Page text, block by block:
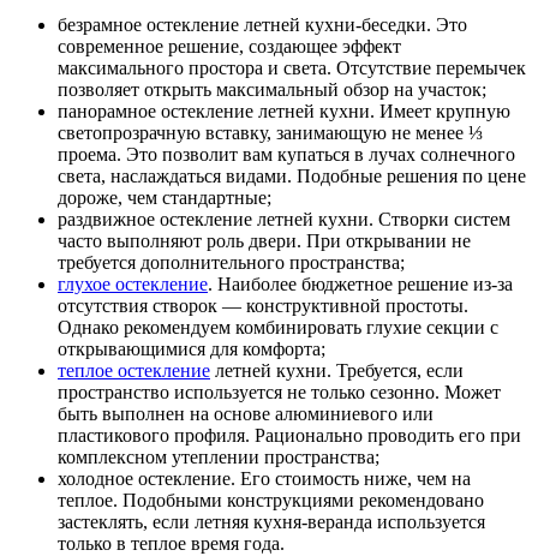
безрамное остекление летней кухни-беседки. Это
современное решение, создающее эффект
максимального простора и света. Отсутствие перемычек
позволяет открыть максимальный обзор на участок;
панорамное остекление летней кухни. Имеет крупную
светопрозрачную вставку, занимающую не менее ⅓
проема. Это позволит вам купаться в лучах солнечного
света, наслаждаться видами. Подобные решения по цене
дороже, чем стандартные;
раздвижное остекление летней кухни. Створки систем
часто выполняют роль двери. При открывании не
требуется дополнительного пространства;
глухое остекление. Наиболее бюджетное решение из-за
отсутствия створок — конструктивной простоты.
Однако рекомендуем комбинировать глухие секции с
открывающимися для комфорта;
теплое остекление летней кухни. Требуется, если
пространство используется не только сезонно. Может
быть выполнен на основе алюминиевого или
пластикового профиля. Рационально проводить его при
комплексном утеплении пространства;
холодное остекление. Его стоимость ниже, чем на
теплое. Подобными конструкциями рекомендовано
застеклять, если летняя кухня-веранда используется
только в теплое время года.